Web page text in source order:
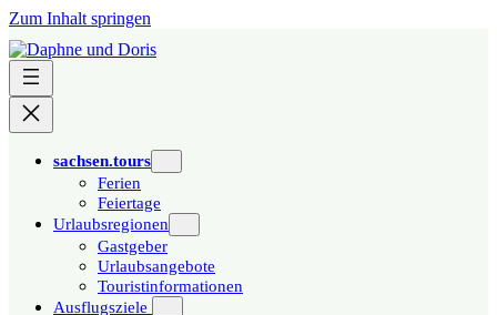
Zum Inhalt springen
sachsen.tours
Ferien
Feiertage
Urlaubsregionen
Gastgeber
Urlaubsangebote
Touristinformationen
Ausflugsziele